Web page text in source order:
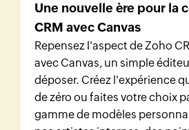
Une nouvelle ère pour la
CRM avec Canvas
Repensez l'aspect deZoho
avec Canvas, un simple
déposer. Créez l'expérience
de zéro ou faites votre choix
gamme de modèles